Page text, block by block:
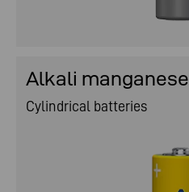
Alkali manganese
Cylindrical batteries